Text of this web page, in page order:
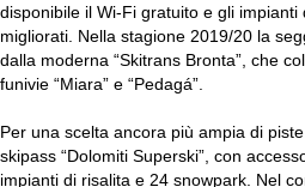
disponibile il Wi-Fi gratuito e gli
migliorati. Nella stagione 2019/20 la
dalla moderna “Skitrans Bronta”, che
funivie “Miara” e “Pedagá”.
Per una scelta ancora più ampia di
skipass “Dolomiti Superski”, con
impianti di risalita e 24 snowpark. Nel